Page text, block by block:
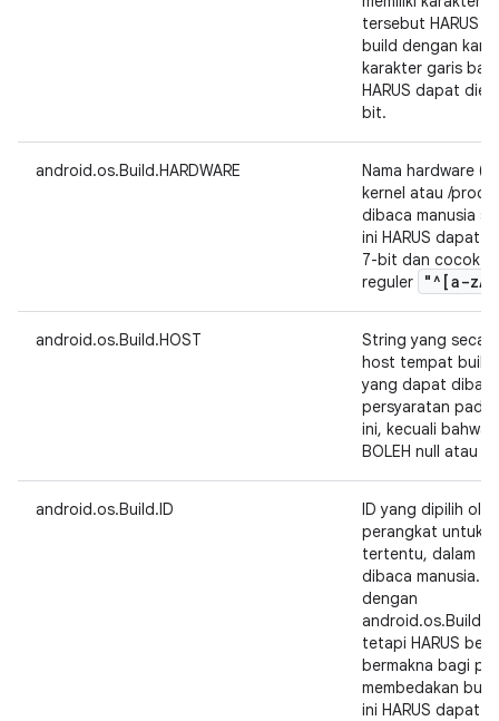
tersebut HARUS
build dengan
karakter garis
HARUS dapat
bit.
android.os.Build.HARDWARE
Nama hardware
kernel atau /proc).
dibaca manusia
ini HARUS dapat
7-bit dan cocok
reguler
"^[a-z
android.os.Build.HOST
String yang
host tempat build
yang dapat
persyaratan pada
ini, kecuali bahwa
BOLEH null atau
android.os.Build.ID
ID yang dipilih
perangkat untuk
tertentu, dalam
dibaca manusia.
dengan
tetapi HARUS
bermakna bagi
membedakan
ini HARUS dapat